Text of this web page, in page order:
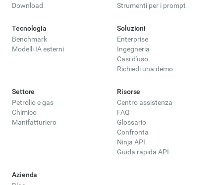
Download
Strumenti per i prompt
Tecnologia
Benchmark
Modelli IA esterni
Soluzioni
Enterprise
Ingegneria
Casi d'uso
Richiedi una demo
Settore
Petrolio e gas
Chimico
Manifatturiero
Risorse
Centro assistenza
FAQ
Glossario
Confronta
Ninja API
Guida rapida API
Azienda